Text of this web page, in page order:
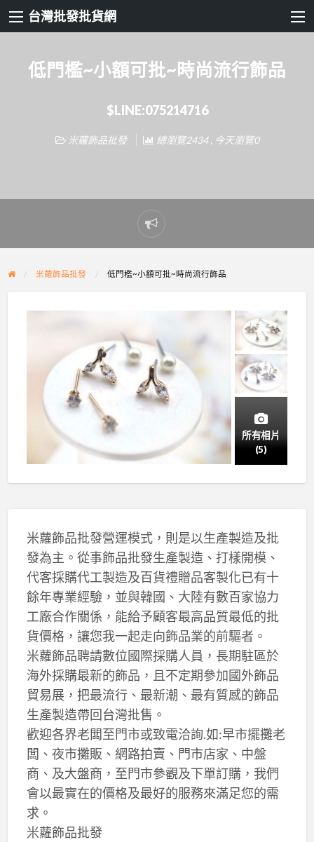
台灣批發批貨網
低門檻~小額可批~時尚流行飾品
$LINE:075214716
米蘿飾品批發 總瀏覽2434 , 今天瀏覽0
Report
problem
米蘿飾品批發 低門檻~小額可批~時尚流行飾品
所有相片
(5)
米蘿飾品批發營運模式，則是以生產製造及批
發為主。從事飾品批發生產製造、打樣開模、
代客採購代工製造及百貨禮贈品客製化已有十
餘年專業經驗，並與韓國、大陸有數百家協力
工廠合作關係，能給予顧客最高品質最低的批
貨價格，讓您我一起走向飾品業的前驅者。
米蘿飾品聘請數位國際採購人員，長期駐區於
海外採購最新的飾品，且不定期參加國外飾品
貿易展，把最流行、最新潮、最有質感的飾品
生產製造帶回台灣批售。
歡迎各界老闆至門市或致電洽詢.如:早市擺攤老
闆、夜市攤販、網路拍賣、門市店家、中盤
商、及大盤商，至門市參觀及下單訂購，我們
會以最實在的價格及最好的服務來滿足您的需
求。
米蘿飾品批發